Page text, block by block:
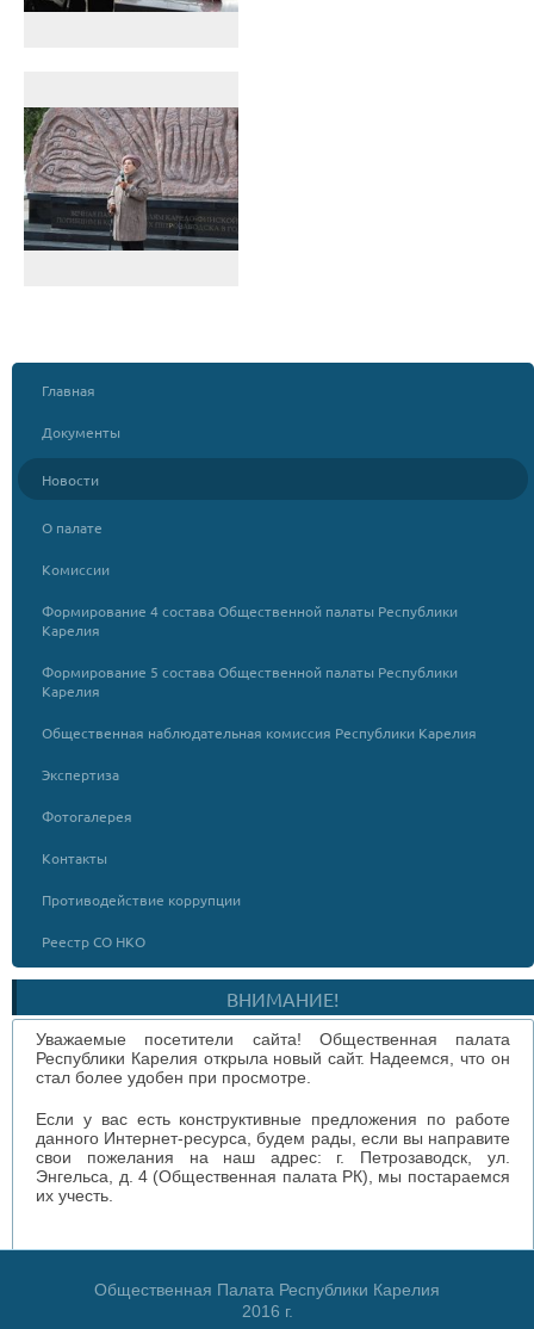
Главная
Документы
Новости
О палате
Комиссии
Формирование 4 состава Общественной палаты Республики
Карелия
Формирование 5 состава Общественной палаты Республики
Карелия
Общественная наблюдательная комиссия Республики Карелия
Экспертиза
Фотогалерея
Контакты
Противодействие коррупции
Реестр СО НКО
ВНИМАНИЕ!
Уважаемые посетители сайта! Общественная палата
Республики Карелия открыла новый сайт. Надеемся, что он
стал более удобен при просмотре.
Если у вас есть конструктивные предложения по работе
данного Интернет-ресурса, будем рады, если вы направите
свои пожелания на наш адрес: г. Петрозаводск, ул.
Энгельса, д. 4 (Общественная палата РК), мы постараемся
их учесть.
Общественная Палата Республики Карелия
2016 г.